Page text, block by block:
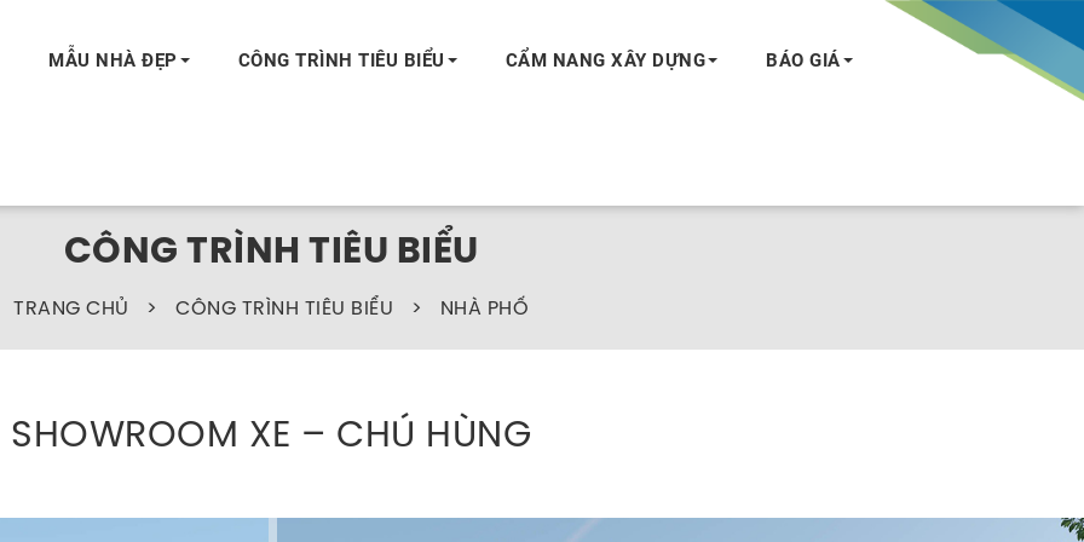
MẪU NHÀ ĐẸP CÔNG TRÌNH TIÊU BIỂU CẨM NANG XÂY DỰNG BÁO GIÁ
CÔNG TRÌNH TIÊU BIỂU
TRANG CHỦ > CÔNG TRÌNH TIÊU BIỂU > NHÀ PHỐ
SHOWROOM XE – CHÚ HÙNG